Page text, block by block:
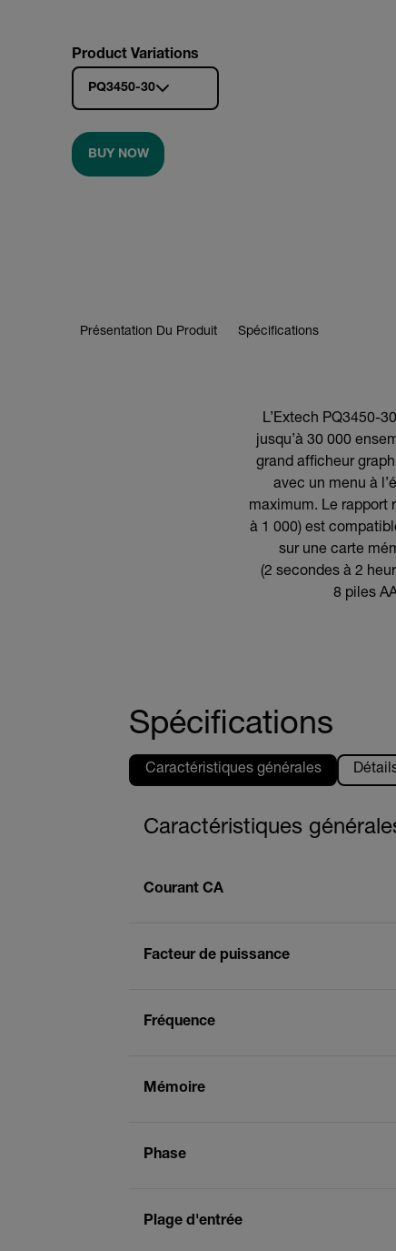
Product Variations
PQ3450-30
BUY NOW
Présentation Du Produit Spécifications
L’Extech PQ3450-
jusqu’à 30 000
grand afficheur
avec un menu à
maximum. Le rapport
à 1 000) est
sur une carte
(2 secondes à 2
8 piles
Spécifications
Caractéristiques générales
Caractéristiques
Courant CA
Facteur de puissance
Fréquence
Mémoire
Phase
Plage d'entrée